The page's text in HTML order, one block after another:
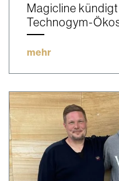
Magicline
Technogym-
mehr